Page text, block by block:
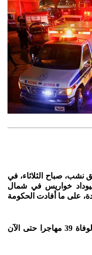
في حريق نشب، صباح الثلاثاء، في
خواريس في شمال
على ما أفادت الحكومة
وقال المعهد الوطني للهجرة: "نأسف لوفاة 39 مهاجرا حتى الآن